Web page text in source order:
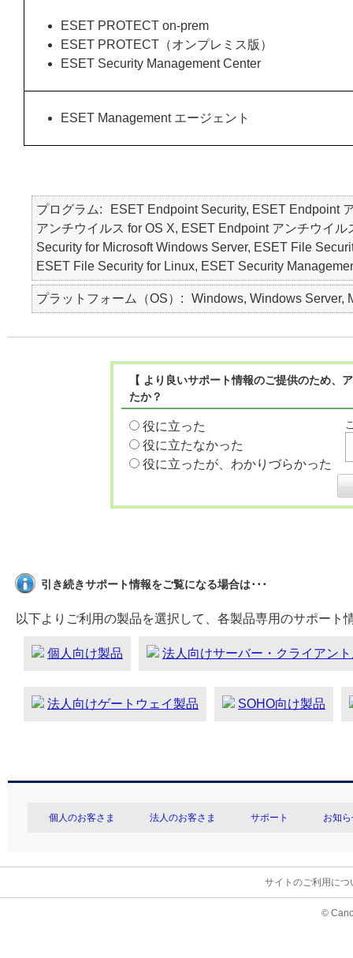
ESET PROTECT on-prem
ESET PROTECT（オンプレミス版）
ESET Security Management Center
ESET Management エージェント
プログラム
ESET Endpoint Security, ESET Endpoint
アンチウイルス for OS X, ESET Endpoint アンチウイ
Security for Microsoft Windows Server, ESET File
ESET File Security for Linux, ESET Security
プラットフォーム（OS） Windows, Windows Server,
【 より良いサポート情報のご提供のため
たか？
役に立った
役に立たなかった
役に立ったが、わかりづらかった
引き続きサポート情報をご覧になる場合は･･･
以下よりご利用の製品を選択して、各製品専用のサポート
個人向け製品 法人向けサーバー・クライアン
法人向けゲートウェイ製品 SOHO向け製品
個人のお客さま 法人のお客さま サポート お知
サイトのご利用につ
©